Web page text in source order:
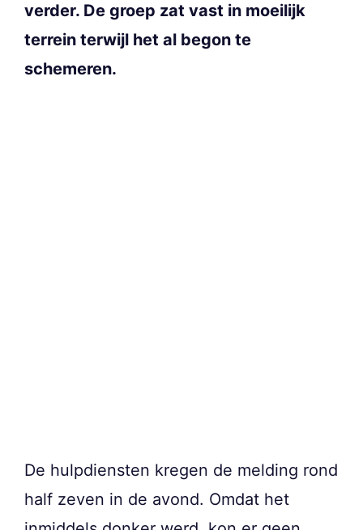
verder. De groep zat vast in moeilijk
terrein terwijl het al begon te
schemeren.
De hulpdiensten kregen de melding rond
half zeven in de avond. Omdat het